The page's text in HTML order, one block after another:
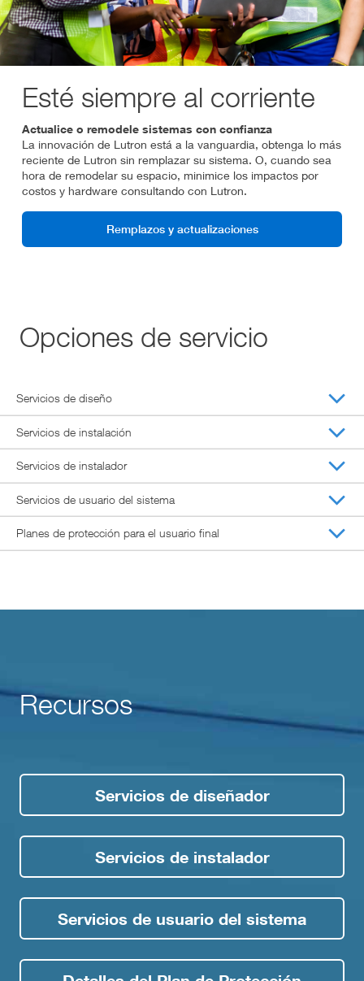
Esté siempre al corriente
Actualice o remodele sistemas con confianza
La innovación de Lutron está a la vanguardia, obtenga lo más
reciente de Lutron sin remplazar su sistema. O, cuando sea
hora de remodelar su espacio, minimice los impactos por
costos y hardware consultando con Lutron.
Remplazos y actualizaciones
Opciones de servicio
Servicios de diseño
Servicios de instalación
Servicios de instalador
Servicios de usuario del sistema
Planes de protección para el usuario final
Recursos
Servicios de diseñador
Servicios de instalador
Servicios de usuario del sistema